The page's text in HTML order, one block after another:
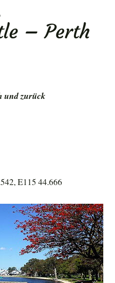
– Perth
und zurück
E115 44.666